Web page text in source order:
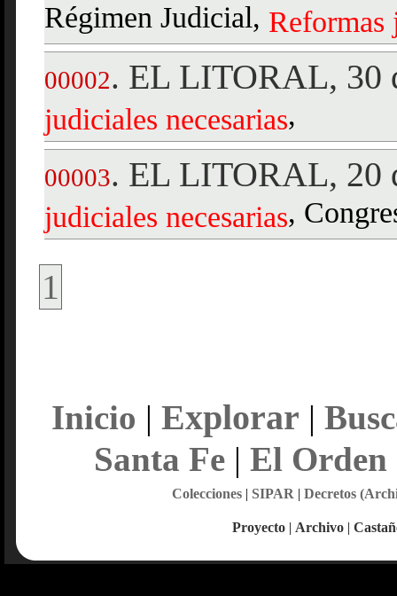
Régimen Judicial, Reformas
00002. EL LITORAL, 30
judiciales necesarias,
00003. EL LITORAL, 20
judiciales necesarias,
1
Inicio | Explorar |
Santa Fe| El Orden
Colecciones| SIPAR | Decretos
Proyecto | Archivo |